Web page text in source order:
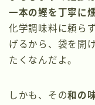
一本の鰹を丁寧に
化学調味料に頼ら
げるから、袋を開
たくなんだよ。
しかも、その和の